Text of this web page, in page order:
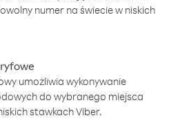
numer na świecie w niskich
umożliwia wykonywanie
do wybranego miejsca
stawkach Viber.